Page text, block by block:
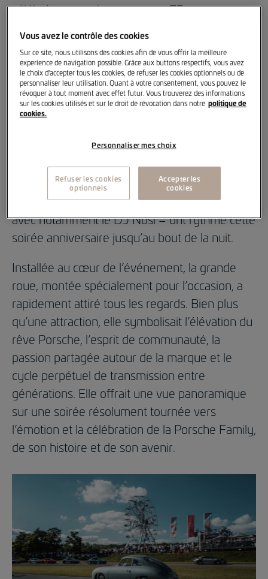
célébré en grande pompe son 75e
symbolique pour marquer la présence
historique de l’un des tout premiers
importateurs de la marque en Europe.
Dans une ambiance chaleureuse et résolument
plongés dans un univers inspiré de la
Schueberfouer : food corners gastronomiques
mettant à l’honneur les spécialités locales,
animations traditionnelles et musique live –
avec notamment le DJ Nosi – ont rythmé cette
soirée anniversaire jusqu’au bout de la nuit.
Installée au cœur de l’événement, la grande
roue, montée spécialement pour l’occasion, a
rapidement attiré tous les regards. Bien plus
qu’une attraction, elle symbolisait l’élévation du
rêve Porsche, l’esprit de communauté, la
passion partagée autour de la marque et le
cycle perpétuel de transmission entre
générations. Elle offrait une vue panoramique
sur une soirée résolument tournée vers
l’émotion et la célébration de la Porsche Family,
de son histoire et de son avenir.
Vous avez le contrôle des cookies
Sur ce site, nous utilisons des cookies afin de vous offrir la meilleure
experience de navigation possible. Grâce aux buttons respectifs, vous avez
le choix d'accepter tous les cookies, de refuser les cookies optionnels ou de
personnaliser leur utilisation. Quant à votre consentement, vous pouvez le
révoquer à tout moment avec effet futur. Vous trouverez des informations
sur les cookies utilisés et sur le droit de révocation dans notre politique de
cookies.
Personnaliser mes choix
Refuser les cookies
optionnels
Accepter les
cookies